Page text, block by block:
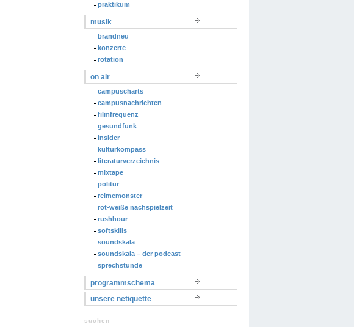
praktikum
musik
brandneu
konzerte
rotation
on air
campuscharts
campusnachrichten
filmfrequenz
gesundfunk
insider
kulturkompass
literaturverzeichnis
mixtape
politur
reimemonster
rot-weiße nachspielzeit
rushhour
softskills
soundskala
soundskala – der podcast
sprechstunde
programmschema
unsere netiquette
suchen